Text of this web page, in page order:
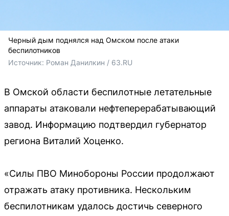
Черный дым поднялся над Омском после атаки
беспилотников
Источник: Роман Данилкин / 63.RU
В Омской области беспилотные летательные
аппараты атаковали нефтеперерабатывающий
завод. Информацию подтвердил губернатор
региона Виталий Хоценко.
«Силы ПВО Минобороны России продолжают
отражать атаку противника. Нескольким
беспилотникам удалось достичь северного